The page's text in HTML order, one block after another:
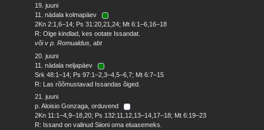
19. juuni
11. nädala kolmapäev
2Kn 2:1,6–14; Ps 31:20,21,24; Mt 6:1–6,16–18
R: Olge kindlad, kes ootate Issandat.
või v p. Romualdus, abt
20. juuni
11. nädala neljapäev
Srk 48:1–14; Ps 97:1–2,3–4,5–6,7; Mt 6:7–15
R: Las rõõmustavad Issandas õiged.
21. juuni
p. Aloisio Gonzaga, orduvend
2Kn 11:1–4,9–18,20; Ps 132:11,12,13–14,17–18; Mt 6:19–23
R: Issand on valinud Siioni oma eluasemeks.